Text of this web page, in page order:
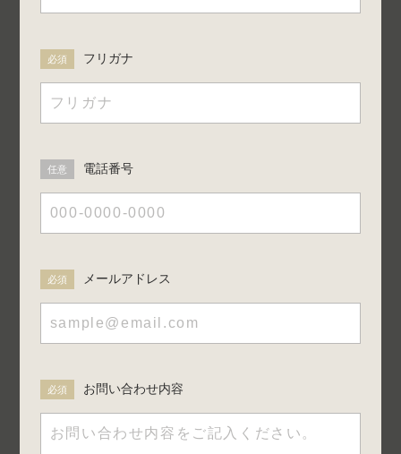
必須 フリガナ
任意 電話番号
必須 メールアドレス
必須 お問い合わせ内容